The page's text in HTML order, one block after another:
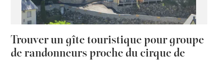
Trouver un gîte touristique pour groupe
de randonneurs proche du cirque de